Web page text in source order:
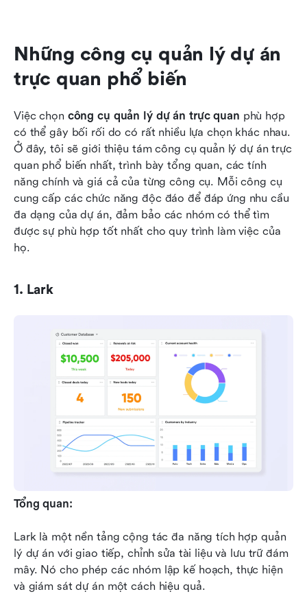
Những công cụ quản lý dự án
trực quan phổ biến
Việc chọn công cụ quản lý dự án trực quan phù hợp
có thể gây bối rối do có rất nhiều lựa chọn khác nhau.
Ở đây, tôi sẽ giới thiệu tám công cụ quản lý dự án trực
quan phổ biến nhất, trình bày tổng quan, các tính
năng chính và giá cả của từng công cụ. Mỗi công cụ
cung cấp các chức năng độc đáo để đáp ứng nhu cầu
đa dạng của dự án, đảm bảo các nhóm có thể tìm
được sự phù hợp tốt nhất cho quy trình làm việc của
họ.
1. Lark
Tổng quan:
Lark là một nền tảng cộng tác đa năng tích hợp quản
lý dự án với giao tiếp, chỉnh sửa tài liệu và lưu trữ đám
mây. Nó cho phép các nhóm lập kế hoạch, thực hiện
và giám sát dự án một cách hiệu quả.